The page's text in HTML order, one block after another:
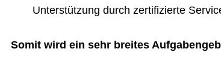
Unterstützung durch zertifizierte
Somit wird ein sehr breites